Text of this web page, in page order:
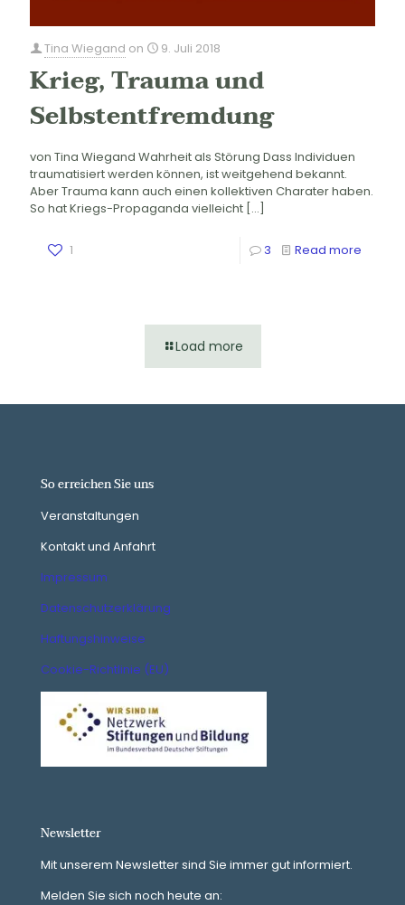
Tina Wiegand on 9. Juli 2018
Krieg, Trauma und
Selbstentfremdung
von Tina Wiegand Wahrheit als Störung Dass Individuen
traumatisiert werden können, ist weitgehend bekannt.
Aber Trauma kann auch einen kollektiven Charater haben.
So hat Kriegs-Propaganda vielleicht […]
1 3 Read more
Load more
So erreichen Sie uns
Veranstaltungen
Kontakt und Anfahrt
Impressum
Datenschutzerklärung
Haftungshinweise
Cookie-Richtlinie (EU)
Newsletter
Mit unserem Newsletter sind Sie immer gut informiert.
Melden Sie sich noch heute an: